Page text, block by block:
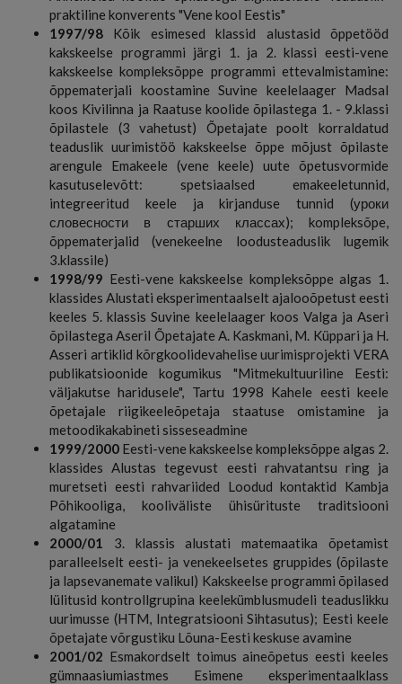
praktiline konverents "Vene kool Eestis"
1997/98 Kõik esimesed klassid alustasid õppetööd
kakskeelse programmi järgi 1. ja 2. klassi eesti-vene
kakskeelse kompleksõppe programmi ettevalmistamine:
õppematerjali koostamine Suvine keelelaager Madsal
koos Kivilinna ja Raatuse koolide õpilastega 1. - 9.klassi
õpilastele (3 vahetust) Õpetajate poolt korraldatud
teaduslik uurimistöö kakskeelse õppe mõjust õpilaste
arengule Emakeele (vene keele) uute õpetusvormide
kasutuselevõtt: spetsiaalsed emakeeletunnid,
integreeritud keele ja kirjanduse tunnid (уроки
словесности в старших классах); kompleksõpe,
õppematerjalid (venekeelne loodusteaduslik lugemik
3.klassile)
1998/99 Eesti-vene kakskeelse kompleksõppe algas 1.
klassides Alustati eksperimentaalselt ajalooõpetust eesti
keeles 5. klassis Suvine keelelaager koos Valga ja Aseri
õpilastega Aseril Õpetajate A. Kaskmani, M. Küppari ja H.
Asseri artiklid kõrgkoolidevahelise uurimisprojekti VERA
publikatsioonide kogumikus "Mitmekultuuriline Eesti:
väljakutse haridusele", Tartu 1998 Kahele eesti keele
õpetajale riigikeeleõpetaja staatuse omistamine ja
metoodikakabineti sisseseadmine
1999/2000 Eesti-vene kakskeelse kompleksõppe algas 2.
klassides Alustas tegevust eesti rahvatantsu ring ja
muretseti eesti rahvariided Loodud kontaktid Kambja
Põhikooliga, kooliväliste ühisürituste traditsiooni
algatamine
2000/01 3. klassis alustati matemaatika õpetamist
paralleelselt eesti- ja venekeelsetes gruppides (õpilaste
ja lapsevanemate valikul) Kakskeelse programmi õpilased
lülitusid kontrollgrupina keelekümblusmudeli teaduslikku
uurimusse (HTM, Integratsiooni Sihtasutus); Eesti keele
õpetajate võrgustiku Lõuna-Eesti keskuse avamine
2001/02 Esmakordselt toimus aineõpetus eesti keeles
gümnaasiumiastmes Esimene eksperimentaalklass